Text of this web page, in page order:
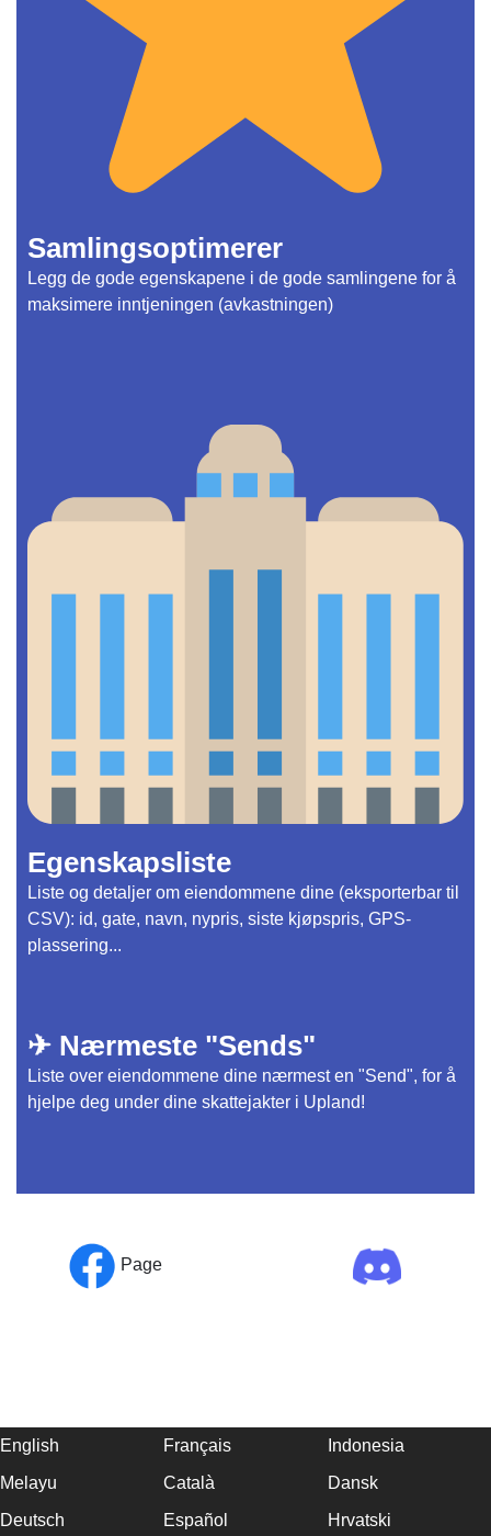
Samlingsoptimerer
Legg de gode egenskapene i de gode samlingene for å
maksimere inntjeningen (avkastningen)
Egenskapsliste
Liste og detaljer om eiendommene dine (eksporterbar til
CSV): id, gate, navn, nypris, siste kjøpspris, GPS-
plassering...
✈ Nærmeste "Sends"
Liste over eiendommene dine nærmest en "Send", for å
hjelpe deg under dine skattejakter i Upland!
Page
English Français
Indonesia
Melayu
Català
Dansk
Deutsch
Español Hrvatski